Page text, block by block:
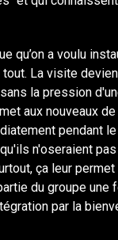
qu’on a voulu
tout. La visite
sans la pression
aux nouveaux
pendant
n'oseraient
ça leur
du groupe une
par la